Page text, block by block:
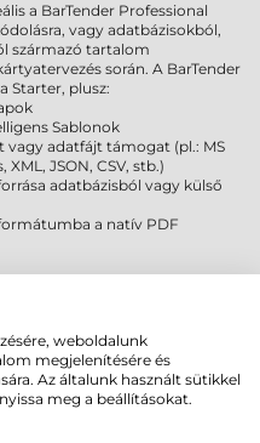
a BarTender Professional
vagy adatbázisokból,
származó tartalom
során. A BarTender
Starter, plusz:
Sablonok
vagy adatfájt támogat (pl.: MS
JSON, CSV, stb.)
adatbázisból vagy külső
a natív PDF
vagy plasztik kártya nyomtató
ISMERJE MEG
weboldalunk
megjelenítésére és
Az általunk használt sütikkel
meg a beállításokat.